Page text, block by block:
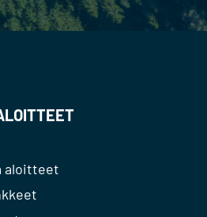
aloitteet